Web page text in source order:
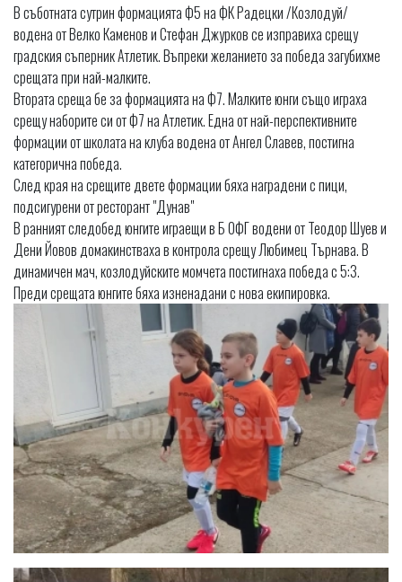
В съботната сутрин формацията Ф5 на ФК Радецки /Козлодуй/
водена от Велко Каменов и Стефан Джурков се изправиха срещу
градския съперник Атлетик. Въпреки желанието за победа загубихме
срещата при най-малките.
Втората среща бе за формацията на Ф7. Малките юнги също играха
срещу наборите си от Ф7 на Атлетик. Една от най-перспективните
формации от школата на клуба водена от Ангел Славев, постигна
категорична победа.
След края на срещите двете формации бяха наградени с пици,
подсигурени от ресторант "Дунав"
В ранният следобед юнгите играещи в Б ОФГ водени от Теодор Шуев и
Дени Йовов домакинстваха в контрола срещу Любимец Търнава. В
динамичен мач, козлодуйските момчета постигнаха победа с 5:3.
Преди срещата юнгите бяха изненадани с нова екипировка.